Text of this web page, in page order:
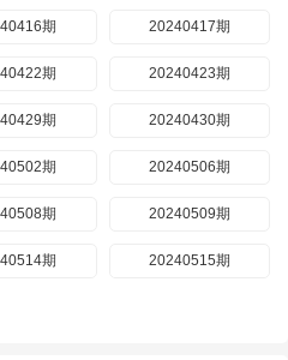
期 20240417期
期 20240423期
期 20240430期
期 20240506期
期 20240509期
期 20240515期